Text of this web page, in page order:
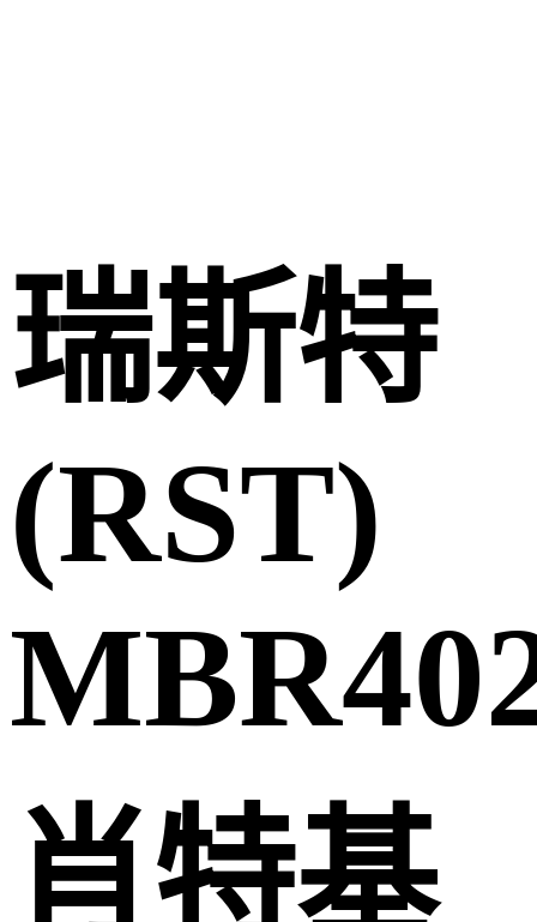
瑞斯特
(RST)
肖特基